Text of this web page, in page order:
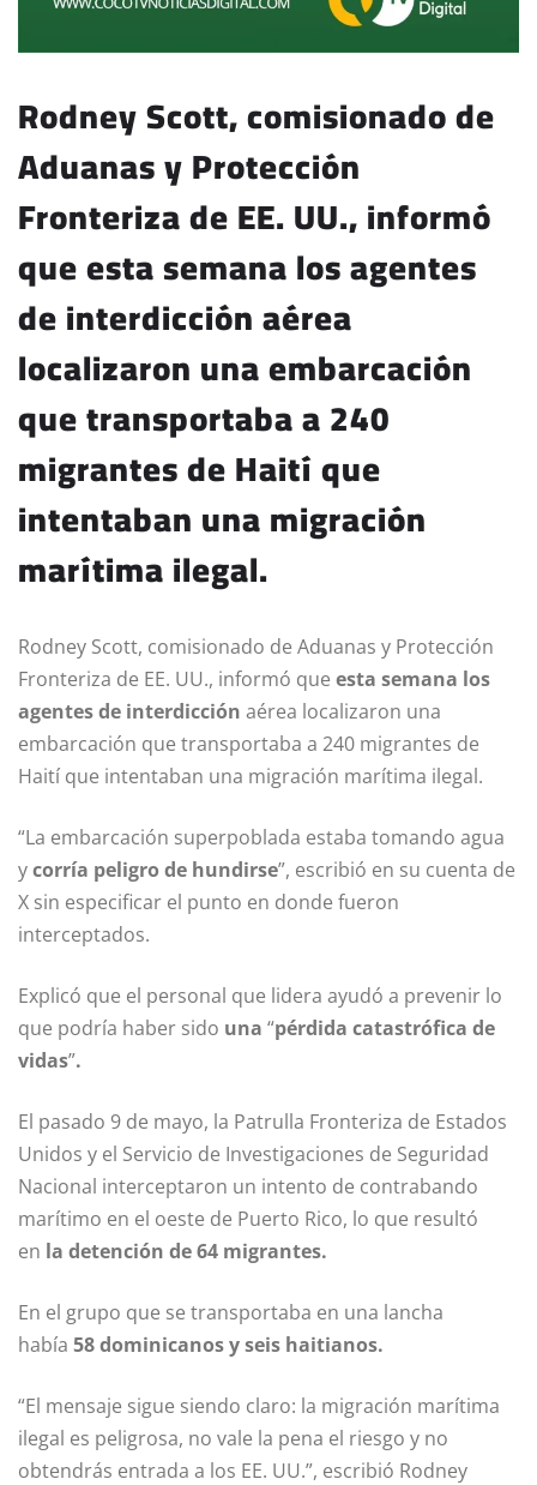
Rodney Scott, comisionado de
Aduanas y Protección
Fronteriza de EE. UU., informó
que esta semana los agentes
de interdicción aérea
localizaron una embarcación
que transportaba a 240
migrantes de Haití que
intentaban una migración
marítima ilegal.
Rodney Scott, comisionado de Aduanas y Protección
Fronteriza de EE. UU., informó que esta semana los
agentes de interdicción aérea localizaron una
embarcación que transportaba a 240 migrantes de
Haití que intentaban una migración marítima ilegal.
“La embarcación superpoblada estaba tomando agua
ycorría peligro de hundirse”, escribió en su cuenta de
X sin especificar el punto en donde fueron
interceptados.
Explicó que el personal que lidera ayudó a prevenir lo
que podría haber sido una “pérdida catastrófica de
vidas”.
El pasado 9 de mayo, la Patrulla Fronteriza de Estados
Unidos y el Servicio de Investigaciones de Seguridad
Nacional interceptaron un intento de contrabando
marítimo en el oeste de Puerto Rico, lo que resultó
en la detención de 64 migrantes.
En el grupo que se transportaba en una lancha
había 58 dominicanos y seis haitianos.
“El mensaje sigue siendo claro: la migración marítima
ilegal es peligrosa, no vale la pena el riesgo y no
obtendrás entrada a los EE. UU.”, escribió Rodney